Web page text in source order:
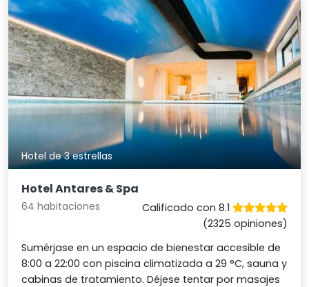
Hotel de 3 estrellas
Hotel Antares & Spa
64 habitaciones
Calificado con 8.1
(2325 opiniones)
Sumérjase en un espacio de bienestar accesible de
8:00 a 22:00 con piscina climatizada a 29 °C, sauna y
cabinas de tratamiento. Déjese tentar por masajes